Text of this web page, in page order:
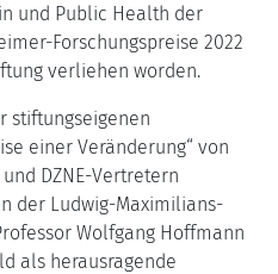
und Public Health der
Forschungspreise 2022
verliehen worden.
stiftungseigenen
einer Veränderung“ von
DZNE-Vertretern
der Ludwig-Maximilians-
Wolfgang Hoffmann
als herausragende